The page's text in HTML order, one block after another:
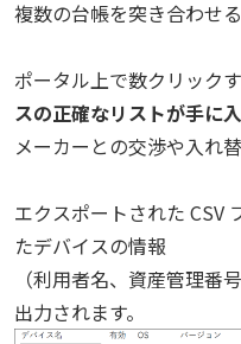
複数の台帳を突き合わせ
ポータル上で数クリックす
スの正確なリストが手に
メーカーとの交渉や入れ
エクスポートされた CSV
たデバイスの情報
（利用者名、資産管理番
出力されます。